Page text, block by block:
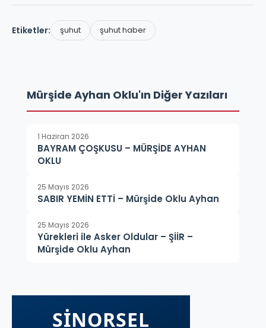
Etiketler: şuhut şuhut haber
Mürşide Ayhan Oklu'ın Diğer Yazıları
1 Haziran 2026
BAYRAM ÇOŞKUSU – MÜRŞİDE AYHAN
OKLU
25 Mayıs 2026
SABIR YEMİN ETTİ – Mürşide Oklu Ayhan
25 Mayıs 2026
Yürekleri ile Asker Oldular – ŞİİR –
Mürşide Oklu Ayhan